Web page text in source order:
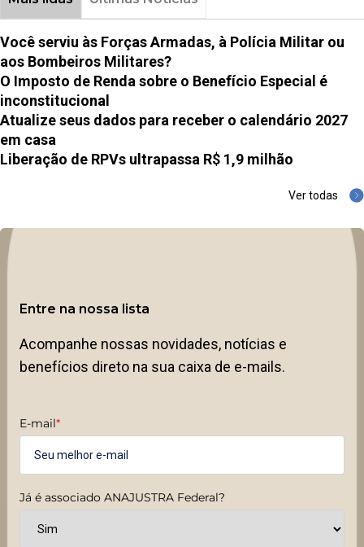
Você serviu às Forças Armadas, à Polícia Militar ou
aos Bombeiros Militares?
O Imposto de Renda sobre o Benefício Especial é
inconstitucional
Atualize seus dados para receber o calendário 2027
em casa
Liberação de RPVs ultrapassa R$ 1,9 milhão
Ver todas
Entre na nossa lista
Acompanhe nossas novidades, notícias e
benefícios direto na sua caixa de e-mails.
E-mail*
Já é associado ANAJUSTRA Federal?